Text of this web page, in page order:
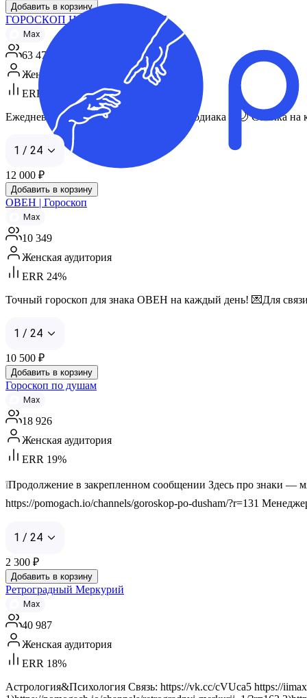
Добавить в корзину
ГОРОСКОП НА КАЖДЫЙ ДЕНЬ
Max
63 474
Женская аудитория
ERR 14%
Ежедневный гороскоп для всех знаков зодиака ✨🌙 Ссылка
1 / 24
12 000 ₽
Добавить в корзину
ОВЕН | Гороскоп
Max
10 349
Женская аудитория
ERR 24%
Точный гороскоп для знака ОВЕН на каждый день! 💌Для
1 / 24
10 500 ₽
Добавить в корзину
Гороскоп по душам
Max
18 926
Женская аудитория
ERR 19%
❕Продолжение в закрепленном сообщении Здесь про знаки
https://pomogach.io/channels/goroskop-po-dusham/?r=131
1 / 24
2 300 ₽
Добавить в корзину
Ретроградный Меркурий
Max
40 987
Женская аудитория
ERR 18%
Астрология&Психология Связь: https://vk.cc/cVUca5 https://